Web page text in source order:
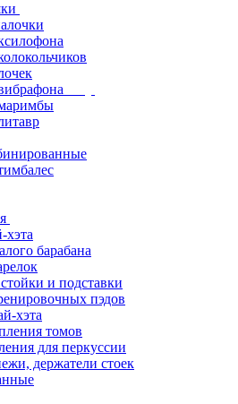
хэта
барабана
и подставки
пэдов
хэта
томов
для перкуссии
держатели стоек